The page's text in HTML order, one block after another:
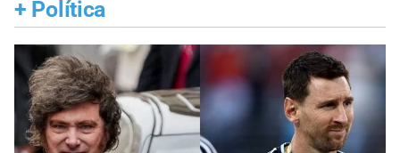
+ Política